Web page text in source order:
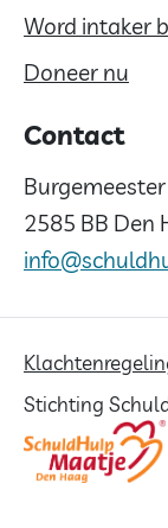
Word intaker
Doneer nu
Contact
2585 BB Den
Stichting